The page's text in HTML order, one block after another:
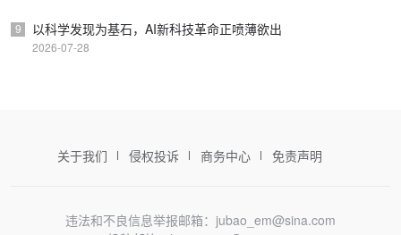
以科学发现为基石，AI新科技革命正喷薄欲出
2026-07-28
9
关于我们 侵权投诉 商务中心 免责声明
违法和不良信息举报邮箱：jubao_em@sina.com